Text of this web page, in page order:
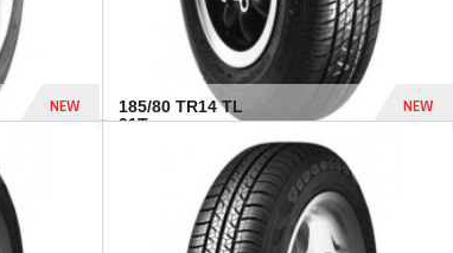
NEW
185/80 TR14 TL
91T...
NEW
448 Dhs